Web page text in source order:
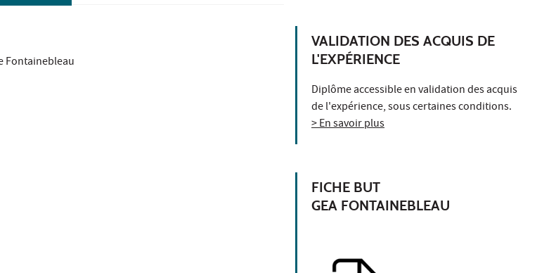
Fontainebleau
VALIDATION DES ACQUIS DE
L'EXPÉRIENCE
Diplôme accessible en validation des acquis
de l'expérience, sous certaines conditions.
> En savoir plus
FICHE BUT
GEA FONTAINEBLEAU